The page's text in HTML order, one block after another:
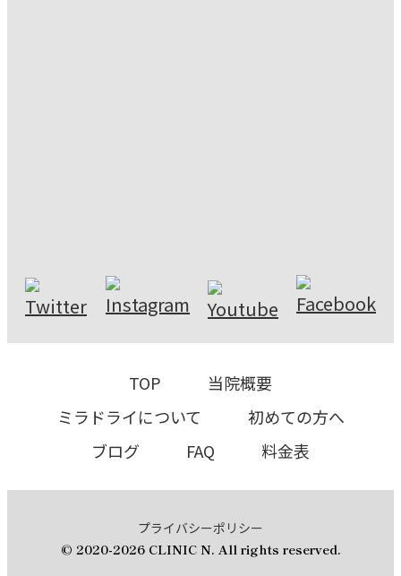
TOP
当院概要
ミラドライについて
初めての⽅へ
ブログ
FAQ 料⾦表
プライバシーポリシー
© 2020-2026 CLINIC N. All rights reserved.